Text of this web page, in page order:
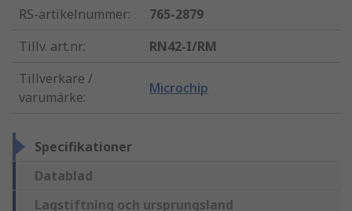
RS-artikelnummer:
765-2879
Tillv. art.nr:
RN42-I/RM
Tillverkare /
varumärke:
Microchip
Specifikationer
Datablad
Lagstiftning och ursprungsland